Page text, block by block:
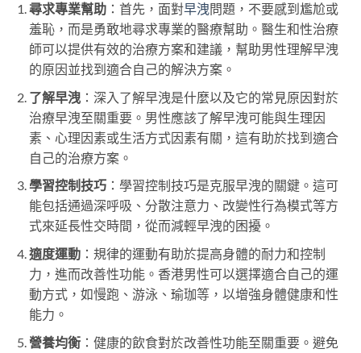
尋求專業幫助：首先，面對早洩問題，不要感到尷尬或
羞恥，而是勇敢地尋求專業的醫療幫助。醫生和性治療
師可以提供有效的治療方案和建議，幫助男性理解早洩
的原因並找到適合自己的解決方案。
了解早洩：深入了解早洩是什麼以及它的常見原因對於
治療早洩至關重要。男性應該了解早洩可能與生理因
素、心理因素或生活方式因素有關，這有助於找到適合
自己的治療方案。
學習控制技巧：學習控制技巧是克服早洩的關鍵。這可
能包括通過深呼吸、分散注意力、改變性行為模式等方
式來延長性交時間，從而減輕早洩的困擾。
適度運動：規律的運動有助於提高身體的耐力和控制
力，進而改善性功能。香港男性可以選擇適合自己的運
動方式，如慢跑、游泳、瑜珈等，以增強身體健康和性
能力。
營養均衡：健康的飲食對於改善性功能至關重要。避免